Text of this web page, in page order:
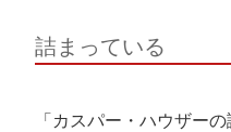
詰まっている
「カスパー・ハウザー